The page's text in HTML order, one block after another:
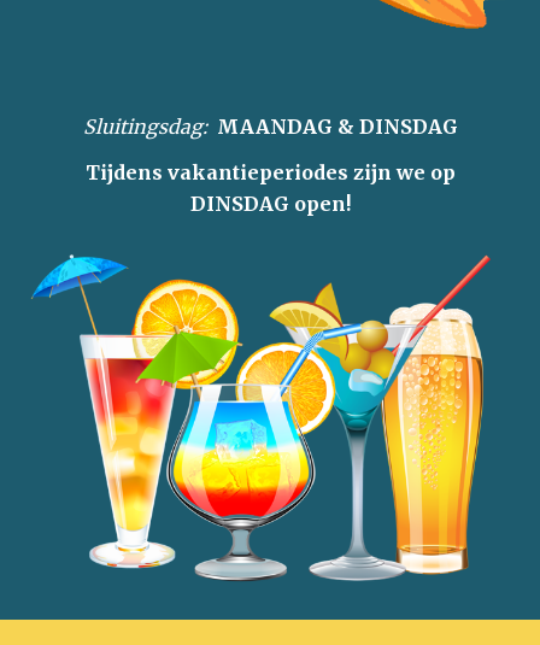
Sluitingsdag: MAANDAG & DINSDAG
Tijdens vakantieperiodes zijn we op
DINSDAG open!